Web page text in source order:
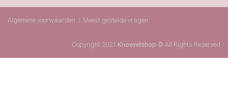
Algemene voorwaarden | Meest gestelde vragen
Copyright 2021 Knoevelshop © All Rights Reserved